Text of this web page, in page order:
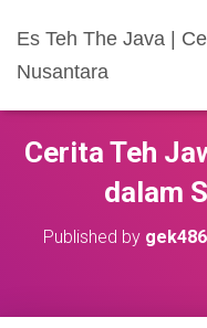
Es Teh The Java |
Nusantara
Cerita Teh
dalam
Published by